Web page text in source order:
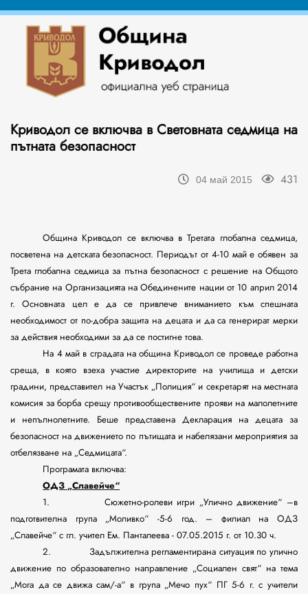
Криводол се включва в Световната седмица на
пътната безопасност
04 май 2015 431
Община Криводол се включва в Третата глобална седмица,
посветена на детската безопасност. Периодът от 4-10 май е обявен за
Трета глобална седмица за пътна безопасност с решение на Общото
събрание на Организацията на Обединените нации от 10 април 2014
г. Основната цел е да се привлече вниманието към спешната
необходимост от по-добра защита на децата и да са генерират мерки
за действия необходими за да се постигне това.
На 4 май в сградата на община Криводол се проведе работна
среща, в която взеха участие директорите на училища и детски
градини, представител на Участък „Полиция“ и секретарят на местната
комисия за борба срещу противообществените прояви на малолетните
и непълнолетните. Беше представена Декларация на децата за
безопасност на движението по пътищата и набелязани мероприятия за
отбелязване на „Седмицата“.
Програмата включва:
ОДЗ „Славейче“
1. Сюжетно-ролеви игри „Улично движение“ –в
подготвителна група „Моливко“ -5-6 год. – филиал на ОДЗ
„Славейче“ с гл. учител Ем. Панталеева - 07.05.2015 г. от 10.30 ч.
2. Задължителна регламентирана ситуация по улично
движение по образователно направление „Социален свят“ на тема
„Мога да се движа сам/-а“ в група „Мечо пух“ ПГ 5-6 г. с учители